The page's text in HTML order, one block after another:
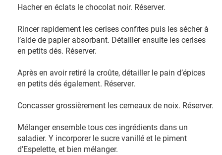
Hacher en éclats le chocolat noir. Réserver.
Rincer rapidement les cerises confites puis les sécher à
l’aide de papier absorbant. Détailler ensuite les cerises
en petits dés. Réserver.
Après en avoir retiré la croûte, détailler le pain d’épices
en petits dés également. Réserver.
Concasser grossièrement les cerneaux de noix. Réserver.
Mélanger ensemble tous ces ingrédients dans un
saladier. Y incorporer le sucre vanillé et le piment
d’Espelette, et bien mélanger.